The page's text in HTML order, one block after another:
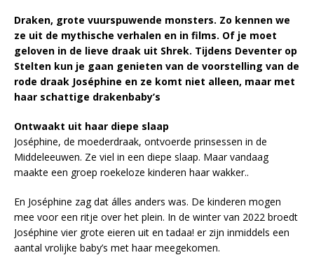
Draken, grote vuurspuwende monsters. Zo kennen we
ze uit de mythische verhalen en in films. Of je moet
geloven in de lieve draak uit Shrek. Tijdens Deventer op
Stelten kun je gaan genieten van de voorstelling van de
rode draak Joséphine en ze komt niet alleen, maar met
haar schattige drakenbaby’s
Ontwaakt uit haar diepe slaap
Joséphine, de moederdraak, ontvoerde prinsessen in de
Middeleeuwen. Ze viel in een diepe slaap. Maar vandaag
maakte een groep roekeloze kinderen haar wakker..
En Joséphine zag dat álles anders was. De kinderen mogen
mee voor een ritje over het plein. In de winter van 2022 broedt
Joséphine vier grote eieren uit en tadaa! er zijn inmiddels een
aantal vrolijke baby’s met haar meegekomen.